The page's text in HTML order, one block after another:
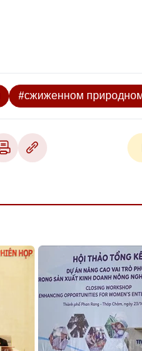
#сжиженном